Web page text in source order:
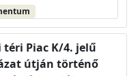
téri Piac K/4. jelű
útján történő